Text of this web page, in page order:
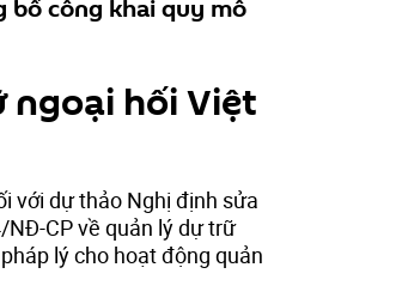
bố công khai quy mô
ngoại hối Việt
với dự thảo Nghị định sửa
CP về quản lý dự trữ
lý cho hoạt động quản